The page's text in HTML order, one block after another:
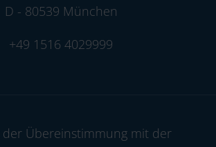
D - 80539 München
+49 1516 4029999
der Übereinstimmung mit der